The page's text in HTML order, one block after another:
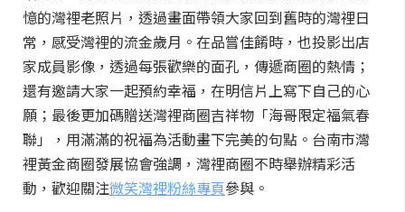
憶的灣裡老照片，透過畫面帶領大家回到舊時的灣裡日
常，感受灣裡的流金歲月。在品嘗佳餚時，也投影出店
家成員影像，透過每張歡樂的面孔，傳遞商圈的熱情；
還有邀請大家一起預約幸福，在明信片上寫下自己的心
願；最後更加碼贈送灣裡商圈吉祥物「海哥限定福氣春
聯」，用滿滿的祝福為活動畫下完美的句點。台南市灣
裡黃金商圈發展協會強調，灣裡商圈不時舉辦精彩活
動，歡迎關注微笑灣裡粉絲專頁參與。